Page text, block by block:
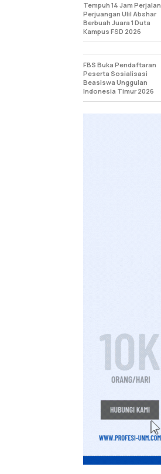
Tempuh 14 Jam
Perjuangan Ulil Abshar
Berbuah Juara 1 Duta
Kampus FSD 2026
FBS Buka Pendaftaran
Peserta Sosialisasi
Beasiswa Unggulan
Indonesia Timur 2026